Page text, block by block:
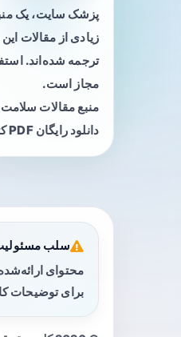
پزشک سایت، یک
زیادی از مقالات
ترجمه شده‌اند.
مجاز است.
منبع مقالات
دانلود رایگان PDF کتاب‌های پزشکی.
سلب
محتوای
برای توضیحات